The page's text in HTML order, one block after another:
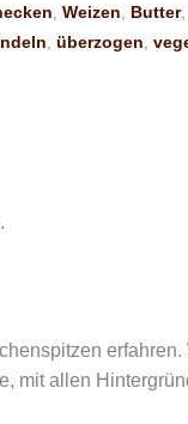
Weizen Butter,
überzogen
erfahren.
mit allen